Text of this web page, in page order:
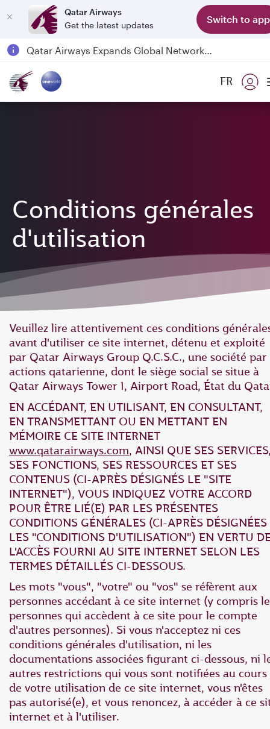
Qatar Airways
Get the latest updates
Switch to app
Qatar Airways Expands Global Network to over 160 Destinations
6 August 2026: Qatar Airways flight resumption to Bahrain (BAH), Erbil (EBL), and Kuwait (KWI)
FR
Conditions générales
d'utilisation
Veuillez lire attentivement ces conditions
avant d'utiliser ce site internet, détenu et exploité
par Qatar Airways Group Q.C.S.C., une société par
actions qatarienne, dont le siège social se situe à
Qatar Airways Tower 1, Airport Road, État du
EN ACCÉDANT, EN UTILISANT, EN CONSULTANT,
EN TRANSMETTANT OU EN METTANT EN
MÉMOIRE CE SITE INTERNET
www.qatarairways.com, AINSI QUE SES
SES FONCTIONS, SES RESSOURCES ET SES
CONTENUS (CI-APRÈS DÉSIGNÉS LE "SITE
INTERNET"), VOUS INDIQUEZ VOTRE ACCORD
POUR ÊTRE LIÉ(E) PAR LES PRÉSENTES
CONDITIONS GÉNÉRALES (CI-APRÈS DÉSIGNÉES
LES "CONDITIONS D'UTILISATION") EN VERTU
L'ACCÈS FOURNI AU SITE INTERNET SELON LES
TERMES DÉTAILLÉS CI-DESSOUS.
Les mots "vous", "votre" ou "vos" se réfèrent aux
personnes accédant à ce site internet (y compris
personnes qui accèdent à ce site pour le compte
d'autres personnes). Si vous n'acceptez ni ces
conditions générales d'utilisation, ni les
documentations associées figurant ci-dessous, ni
autres restrictions qui vous sont notifiées au cours
de votre utilisation de ce site internet, vous n'êtes
pas autorisé(e), et vous renoncez, à accéder à ce
internet et à l'utiliser.